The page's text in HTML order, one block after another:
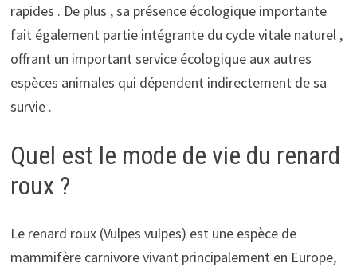
rapides . De plus , sa présence écologique importante
fait également partie intégrante du cycle vitale naturel ,
offrant un important service écologique aux autres
espèces animales qui dépendent indirectement de sa
survie .
Quel est le mode de vie du renard
roux ?
Le renard roux (Vulpes vulpes) est une espèce de
mammifère carnivore vivant principalement en Europe,